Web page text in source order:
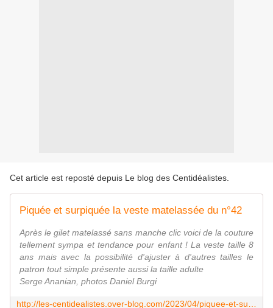
Cet article est reposté depuis Le blog des Centidéalistes
Piquée et surpiquée la veste matelassée du n°42
Après le gilet matelassé sans manche clic voici de la couture
tellement sympa et tendance pour enfant ! La veste taille 8
ans mais avec la possibilité d'ajuster à d'autres tailles le
patron tout simple présente aussi la taille adulte
Serge Ananian, photos Daniel Burgi